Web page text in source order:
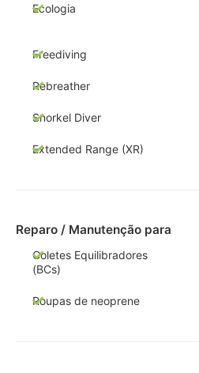
Ecologia
Freediving
Rebreather
Snorkel Diver
Extended Range (XR)
Reparo / Manutenção para
Coletes Equilibradores
(BCs)
Roupas de neoprene